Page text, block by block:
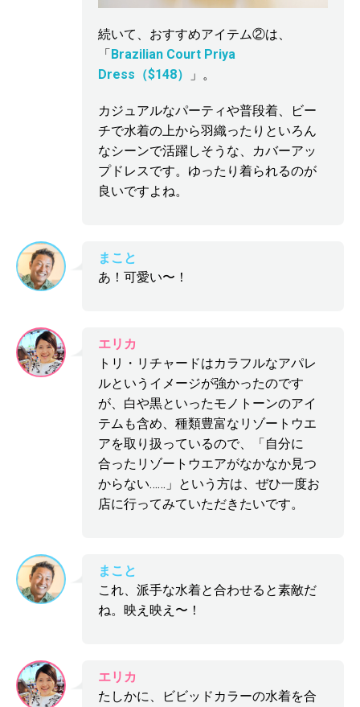
続いて、おすすめアイテム②は、
「Brazilian Court Priya
Dress（$148）
」。
カジュアルなパーティや普段着、ビー
チで水着の上から羽織ったりといろん
なシーンで活躍しそうな、カバーアッ
プドレスです。ゆったり着られるのが
良いですよね。
まこと
あ！可愛い〜！
エリカ
トリ・リチャードはカラフルなアパレ
ルというイメージが強かったのです
が、白や黒といったモノトーンのアイ
テムも含め、種類豊富なリゾートウエ
アを取り扱っているので、「自分に
合ったリゾートウエアがなかなか見つ
からない……」という方は、ぜひ一度お
店に行ってみていただきたいです。
まこと
これ、派手な水着と合わせると素敵だ
ね。映え映え〜！
エリカ
たしかに、ビビッドカラーの水着を合